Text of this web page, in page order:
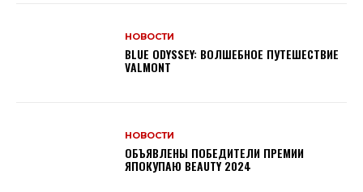
НОВОСТИ
BLUE ODYSSEY: ВОЛШЕБНОЕ ПУТЕШЕСТВИЕ
VALMONT
НОВОСТИ
ОБЪЯВЛЕНЫ ПОБЕДИТЕЛИ ПРЕМИИ
ЯПОКУПАЮ BEAUTY 2024